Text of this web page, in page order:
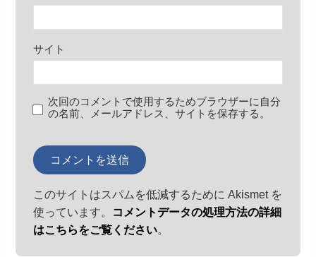
サイト
次回のコメントで使用するためブラウザーに自分
の名前、メールアドレス、サイトを保存する。
このサイトはスパムを低減するために Akismet を
使っています。
コメントデータの処理方法の詳細
はこちらをご覧ください。